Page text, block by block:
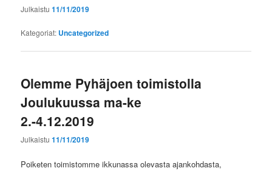
Julkaistu11/11/2019
Kategoriat: Uncategorized
Olemme Pyhäjoen toimistolla
Joulukuussa ma-ke
2.-4.12.2019
Julkaistu11/11/2019
Poiketen toimistomme ikkunassa olevasta ajankohdasta,